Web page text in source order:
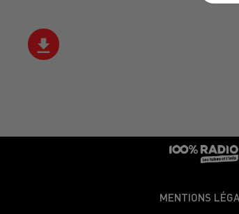
MENTIONS